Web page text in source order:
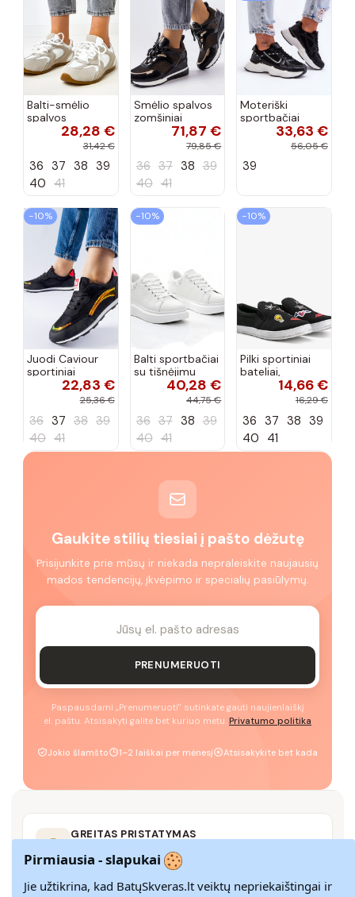
Balti-smėlio
spalvos
sportiniai
Casey
28,28 €
31,42 €
36 37 38 39
40 41
Smėlio spalvos
zomšiniai
sportiniai
bateliai, „Karino"
71,87 €
79,85 €
36 37 38 39
40 41
Moteriški
sportbačiai
juodos spalvos
33,63 €
56,05 €
39
−10%
Juodi Caviour
sportiniai
sportbačiai22,83 €
25,36 €
36 37 38 39
40 41
−10%
Balti sportbačiai
su tišnėjimu
Peyton40,28 €
44,75 €
36 37 38 39
40 41
−10%
Pilki sportiniai
bateliai,
„Justice"14,66 €
16,29 €
36 37 38 39
40 41
Gaukite stilių tiesiai į pašto dėžutę
Prisijunkite prie mūsų ir niekada nepraleiskite naujausių
mados tendencijų, įkvėpimo ir specialių pasiūlymų.
PRENUMERUOTI
Paspausdami „Prenumeruoti" sutinkate gauti naujienlaiškį
el. paštu. Atsisakyti galite bet kuriuo metu. Privatumo politika
Jokio šlamšto 1–2 laiškai per mėnesį Atsisakykite bet kada
GREITAS PRISTATYMAS
Pirmiausia - slapukai
Jie užtikrina, kad BatųSkveras.lt veiktų nepriekaištingai ir